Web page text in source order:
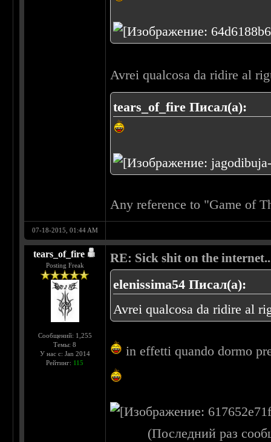
Avrei qualcosa da ridire al
tears_of_fire Писал(а):
Any reference to "Game of
07-18-2015, 01:44 AM
tears_of_fire
Posting Freak
Сообщений: 1,255
Темы: 8
У нас с: Jan 2014
Рейтинг: 115
RE: Sick shit on the
elenissima54 Писал(а):
Avrei qualcosa da ridire al
in effetti quando dormo
(Последний раз